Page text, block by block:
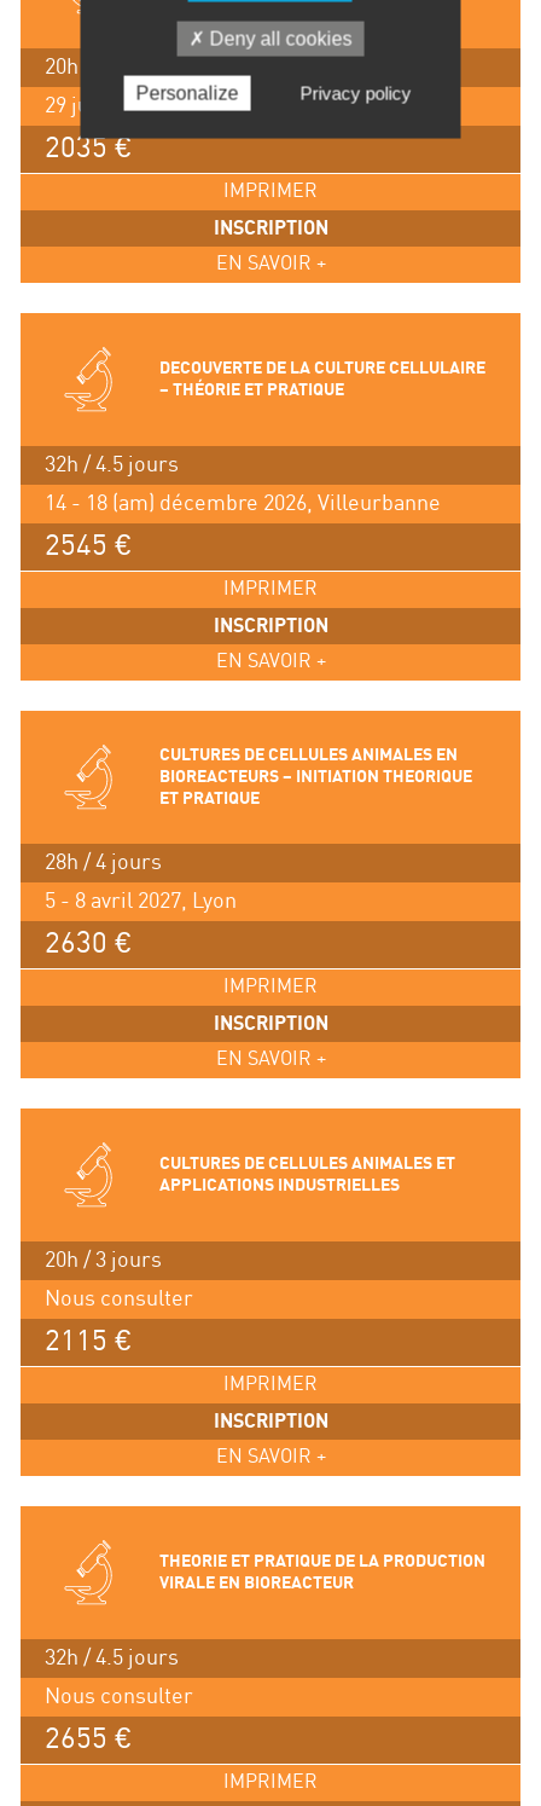
20h / 3 jours
29 juin - 1 juillet 2026, Lyon
2035 €
IMPRIMER
INSCRIPTION
EN SAVOIR +
DECOUVERTE DE LA CULTURE CELLULAIRE
– THÉORIE ET PRATIQUE
32h / 4.5 jours
14 - 18 (am) décembre 2026, Villeurbanne
2545 €
IMPRIMER
INSCRIPTION
EN SAVOIR +
CULTURES DE CELLULES ANIMALES EN
BIOREACTEURS – INITIATION THEORIQUE
ET PRATIQUE
28h / 4 jours
5 - 8 avril 2027, Lyon
2630 €
IMPRIMER
INSCRIPTION
EN SAVOIR +
CULTURES DE CELLULES ANIMALES ET
APPLICATIONS INDUSTRIELLES
20h / 3 jours
Nous consulter
2115 €
IMPRIMER
INSCRIPTION
EN SAVOIR +
THEORIE ET PRATIQUE DE LA PRODUCTION
VIRALE EN BIOREACTEUR
32h / 4.5 jours
Nous consulter
2655 €
IMPRIMER
Deny all cookies
Personalize Privacy policy